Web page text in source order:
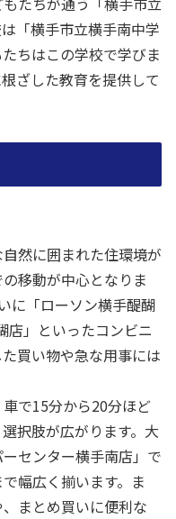
「横手市立横手南中学
ちはこの学校で学びま
ざした教育を提供して
然に囲まれた住環境が
移動が中心となりま
に「ローソン横手醍醐
店」といったコンビニ
買い物や急な用事には
で15分から20分ほど
択肢が広がります。大
センター横手南店」で
幅広く揃います。ま
まとめ買いに便利な